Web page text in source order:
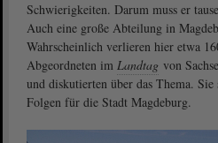
Schwierigkeiten. Darum muss er
Auch eine große Abteilung in
Wahrscheinlich verlieren hier etwa
Abgeordneten im Landtag von
und diskutierten über das Thema.
Folgen für die Stadt Magdeburg.